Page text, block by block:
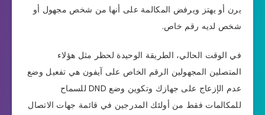
يرن أو يهتز ويرفض المكالمة على أنها من شخص مجهول أو
شخص لديه رقم خاص.
في الوقت الحالي، الطريقة الوحيدة لحظر مثل هؤلاء
المتصلين المجهولين الرقم الخاص على آيفون هي تفعيل وضع
عدم الإزعاج على جهازك وتكوين وضع DND للسماح
للمكالمات فقط من أولئك المدرجين في قائمة جهات الاتصال